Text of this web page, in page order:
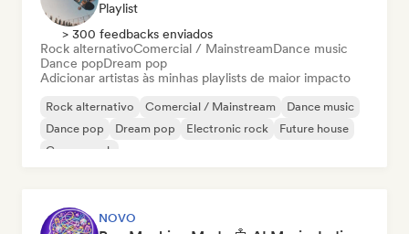
Playlist
> 300 feedbacks enviados
Rock alternativoComercial / MainstreamDance music
Dance popDream pop
Adicionar artistas às minhas playlists de maior impacto
Rock alternativo Comercial / Mainstream
Dance music
Dance pop
Dream pop Electronic rock
Future house
Garage rock
NOVO